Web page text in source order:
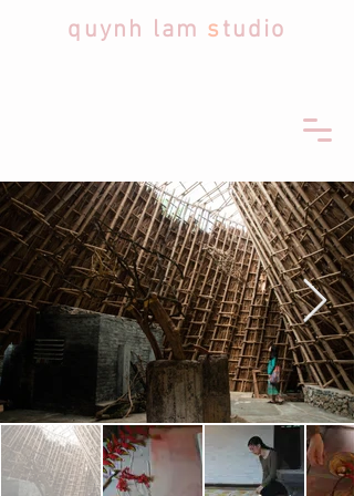
quynh lam studio